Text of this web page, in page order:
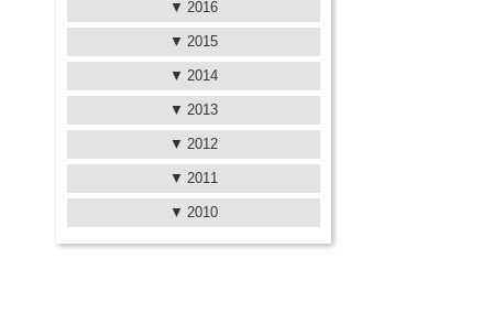
2016
2015
2014
2013
2012
2011
2010